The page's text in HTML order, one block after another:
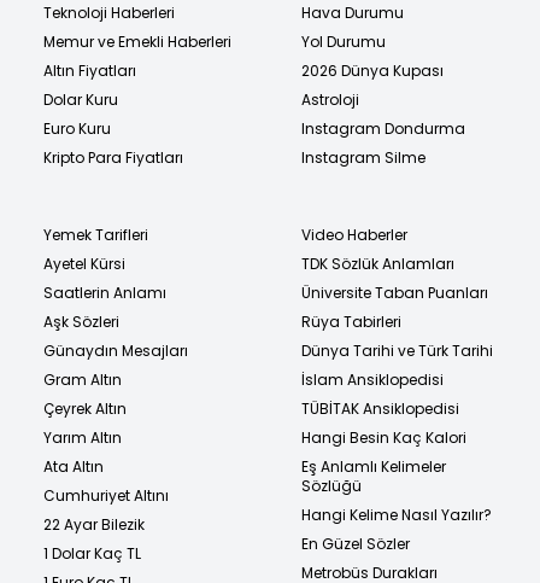
Teknoloji Haberleri
Memur ve Emekli Haberleri
Altın Fiyatları
Dolar Kuru
Euro Kuru
Kripto Para Fiyatları
Hava Durumu
Yol Durumu
2026 Dünya Kupası
Astroloji
Instagram Dondurma
Instagram Silme
Yemek Tarifleri
Ayetel Kürsi
Saatlerin Anlamı
Aşk Sözleri
Günaydın Mesajları
Gram Altın
Çeyrek Altın
Yarım Altın
Ata Altın
Cumhuriyet Altını
22 Ayar Bilezik
1 Dolar Kaç TL
Video Haberler
TDK Sözlük Anlamları
Üniversite Taban Puanları
Rüya Tabirleri
Dünya Tarihi ve Türk Tarihi
İslam Ansiklopedisi
TÜBİTAK Ansiklopedisi
Hangi Besin Kaç Kalori
Eş Anlamlı Kelimeler
Sözlüğü
Hangi Kelime Nasıl Yazılır?
En Güzel Sözler
Metrobüs Durakları